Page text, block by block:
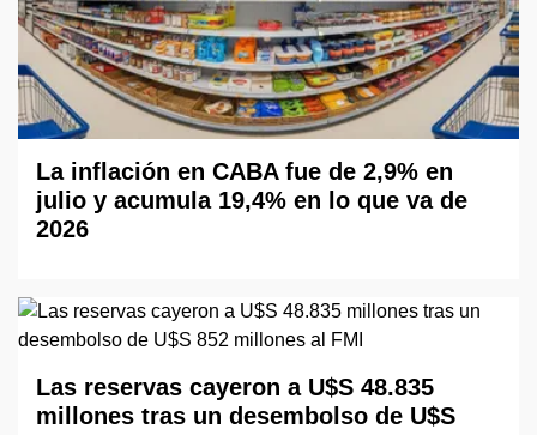
La inflación en CABA fue de 2,9% en
julio y acumula 19,4% en lo que va de
2026
Las reservas cayeron a U$S 48.835
millones tras un desembolso de U$S